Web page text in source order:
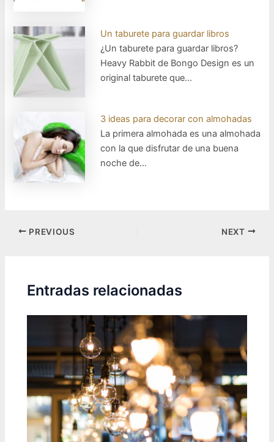
Un taburete para guardar libros
¿Un taburete para guardar libros?
Heavy Rabbit de Bongo Design es un
original taburete que…
3 ideas para decorar con almohadas
La primera almohada es una almohada
con la que disfrutar de una buena
noche de…
Post
PREVIOUS NEXT
Entradas relacionadas